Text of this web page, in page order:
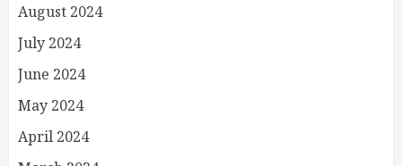
August 2024
July 2024
June 2024
May 2024
April 2024